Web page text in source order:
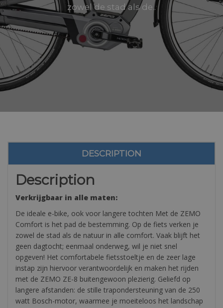
zowel de stad als de..
DESCRIPTION
Description
Verkrijgbaar in alle maten:
De ideale e-bike, ook voor langere tochten Met de ZEMO
Comfort is het pad de bestemming. Op de fiets verken je
zowel de stad als de natuur in alle comfort. Vaak blijft het
geen dagtocht; eenmaal onderweg, wil je niet snel
opgeven! Het comfortabele fietsstoeltje en de zeer lage
instap zijn hiervoor verantwoordelijk en maken het rijden
met de ZEMO ZE-8 buitengewoon plezierig. Geliefd op
langere afstanden: de stille trapondersteuning van de 250
watt Bosch-motor, waarmee je moeiteloos het landschap